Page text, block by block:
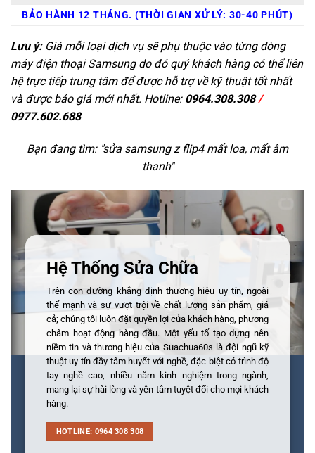
BẢO HÀNH 12 THÁNG. (THỜI GIAN XỬ LÝ: 30-40 PHÚT)
Lưu ý:Giá mỗi loại dịch vụ sẽ phụ thuộc vào từng dòng
máy điện thoại Samsung do đó quý khách hàng có thể liên
hệ trực tiếp trung tâm để được hỗ trợ về kỹ thuật tốt nhất
và được báo giá mới nhất. Hotline: 0964.308.308/
0977.602.688
Bạn đang tìm: "sửa samsung z flip4 mất loa, mất âm
thanh"
Hệ Thống Sửa Chữa
Trên con đường khẳng định thương hiệu uy tín, ngoài
thế mạnh và sự vượt trội về chất lượng sản phẩm, giá
cả; chúng tôi luôn đặt quyền lợi của khách hàng, phương
châm hoạt động hàng đầu. Một yếu tố tạo dựng nên
niềm tin và thương hiệu của Suachua60s là đội ngũ kỹ
thuật uy tín đầy tâm huyết với nghề, đặc biệt có trình độ
tay nghề cao, nhiều năm kinh nghiệm trong ngành,
mang lại sự hài lòng và yên tâm tuyệt đối cho mọi khách
hàng.
HOTLINE: 0964 308 308